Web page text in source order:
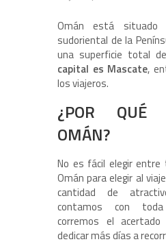
Omán está situado
sudoriental de la
una superficie total
capital es Mascate,
los viajeros.
¿POR QUÉ
OMÁN?
No es fácil elegir
Omán para elegir al
cantidad de
contamos con
corremos el
dedicar más días a